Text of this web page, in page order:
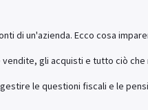
di un'azienda. Ecco cosa
gli acquisti e tutto ciò
le questioni fiscali e le